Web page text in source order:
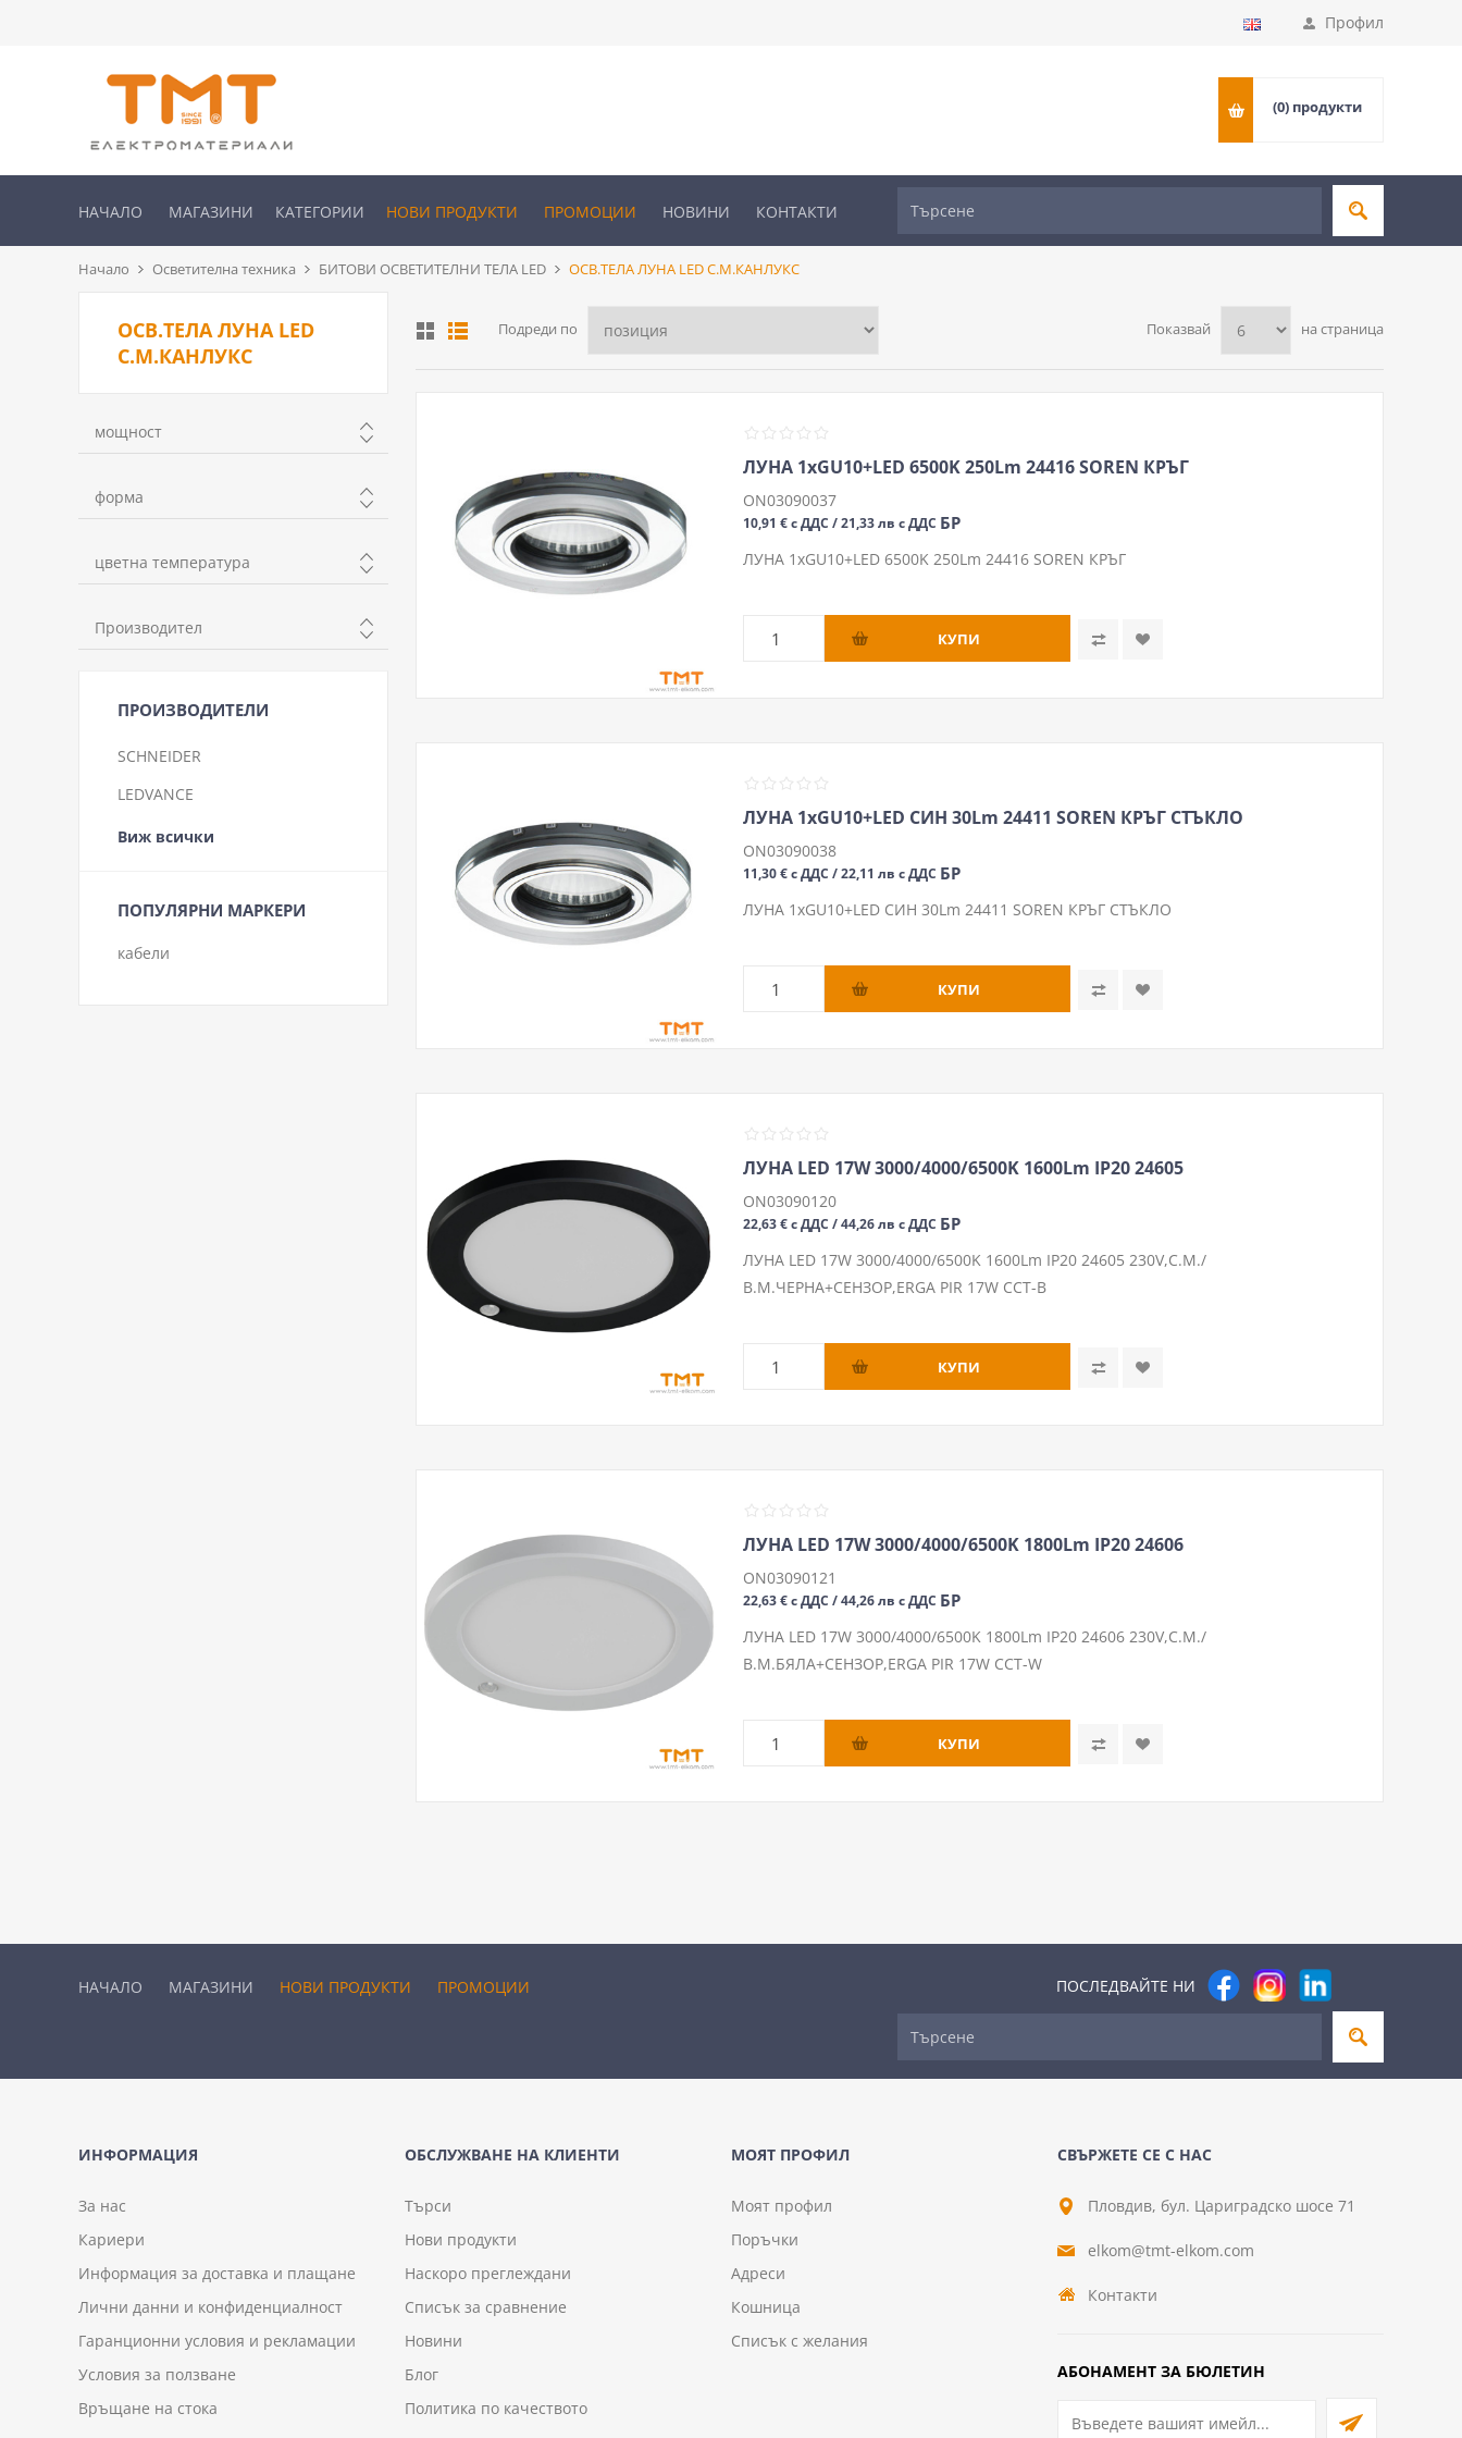
Профил
(0) продукти
НАЧАЛО МАГАЗИНИ КАТЕГОРИИ НОВИ ПРОДУКТИ ПРОМОЦИИ НОВИНИ КОНТАКТИ
Начало Осветителна техника БИТОВИ ОСВЕТИТЕЛНИ ТЕЛА LED ОСВ.ТЕЛА ЛУНА LED С.М.КАНЛУКС
Подреди по Показвай на страница
ЛУНА 1хGU10+LED 6500K 250Lm 24416 SOREN КРЪГ
ON03090037
10,91 € с ДДС / 21,33 лв с ДДС БР
ЛУНА 1хGU10+LED 6500K 250Lm 24416 SOREN КРЪГ
ЛУНА 1хGU10+LED СИН 30Lm 24411 SOREN КРЪГ СТЪКЛО
ON03090038
11,30 € с ДДС / 22,11 лв с ДДС БР
ЛУНА 1хGU10+LED СИН 30Lm 24411 SOREN КРЪГ СТЪКЛО
ЛУНА LED 17W 3000/4000/6500K 1600Lm IP20 24605
ON03090120
22,63 € с ДДС / 44,26 лв с ДДС БР
ЛУНА LED 17W 3000/4000/6500K 1600Lm IP20 24605 230V,С.М./
В.М.ЧЕРНА+СЕНЗОР,ERGA PIR 17W CCT-B
ЛУНА LED 17W 3000/4000/6500K 1800Lm IP20 24606
ON03090121
22,63 € с ДДС / 44,26 лв с ДДС БР
ЛУНА LED 17W 3000/4000/6500K 1800Lm IP20 24606 230V,С.М./
В.М.БЯЛА+СЕНЗОР,ERGA PIR 17W CCT-W
ОСВ.ТЕЛА ЛУНА LED
С.М.КАНЛУКС
мощност
форма
цветна температура
цветна
Производител
ПРОИЗВОДИТЕЛИ
SCHNEIDER
LEDVANCE
Виж всички
ПОПУЛЯРНИ МАРКЕРИ
кабели
ПОСЛЕДВАЙТЕ НИ
НАЧАЛО МАГАЗИНИ НОВИ ПРОДУКТИ ПРОМОЦИИ
ИНФОРМАЦИЯ
За нас
Кариери
Информация за доставка и плащане
Лични данни и конфиденциалност
Гаранционни условия и рекламации
Условия за ползване
Връщане на стока
ОБСЛУЖВАНЕ НА КЛИЕНТИ
Търси
Нови продукти
Наскоро преглеждани
Списък за сравнение
Новини
Блог
Политика по качеството
МОЯТ ПРОФИЛ
Моят профил
Поръчки
Адреси
Кошница
Списък с желания
СВЪРЖЕТЕ СЕ С НАС
Пловдив, бул. Цариградско шосе 71
elkom@tmt-elkom.com
Контакти
АБОНАМЕНТ ЗА БЮЛЕТИН